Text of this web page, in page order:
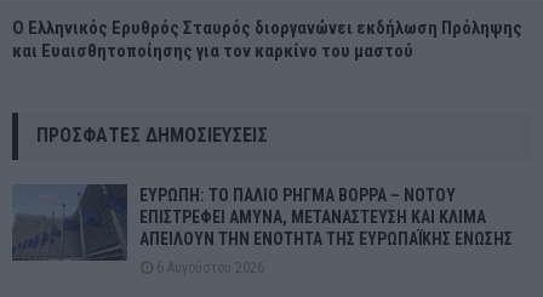
Ο Ελληνικός Ερυθρός Σταυρός διοργανώνει εκδήλωση Πρόληψης
και Ευαισθητοποίησης για τον καρκίνο του μαστού
ΠΡΌΣΦΑΤΕΣ ΔΗΜΟΣΙΕΎΣΕΙΣ
ΕΥΡΩΠΗ: ΤΟ ΠΑΛΙΟ ΡΗΓΜΑ ΒΟΡΡΑ – ΝΟΤΟΥ
ΕΠΙΣΤΡΕΦΕΙ ΑΜΥΝΑ, ΜΕΤΑΝΑΣΤΕΥΣΗ ΚΑΙ ΚΛΙΜΑ
ΑΠΕΙΛΟΥΝ ΤΗΝ ΕΝΟΤΗΤΑ ΤΗΣ ΕΥΡΩΠΑΪΚΗΣ ΕΝΩΣΗΣ
6 Αυγούστου 2026